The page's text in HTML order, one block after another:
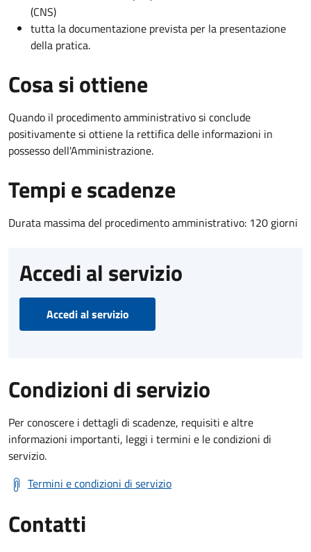
(CNS)
tutta la documentazione prevista per la presentazione
della pratica.
Cosa si ottiene
Quando il procedimento amministrativo si conclude
positivamente si ottiene la rettifica delle informazioni in
possesso dell'Amministrazione.
Tempi e scadenze
Durata massima del procedimento amministrativo: 120 giorni
Accedi al servizio
Accedi al servizio
Condizioni di servizio
Per conoscere i dettagli di scadenze, requisiti e altre
informazioni importanti, leggi i termini e le condizioni di
servizio.
Termini e condizioni di servizio
Contatti